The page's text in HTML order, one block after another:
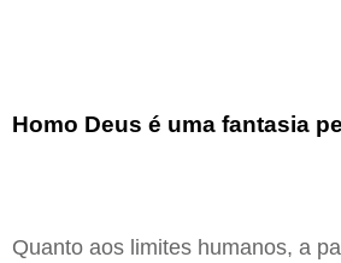
Homo Deus é uma fantasia
Quanto aos limites humanos, a